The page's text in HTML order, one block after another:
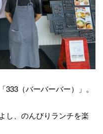
（バーバーバー）」。
し、のんびりランチを楽